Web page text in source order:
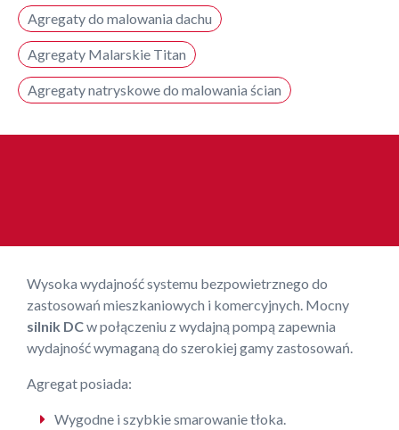
Agregaty do malowania dachu
Agregaty Malarskie Titan
Agregaty natryskowe do malowania ścian
Wysoka wydajność systemu bezpowietrznego do
zastosowań mieszkaniowych i komercyjnych. Mocny
silnik DCw połączeniu z wydajną pompą zapewnia
wydajność wymaganą do szerokiej gamy zastosowań.
Agregat posiada:
Wygodne i szybkie smarowanie tłoka.